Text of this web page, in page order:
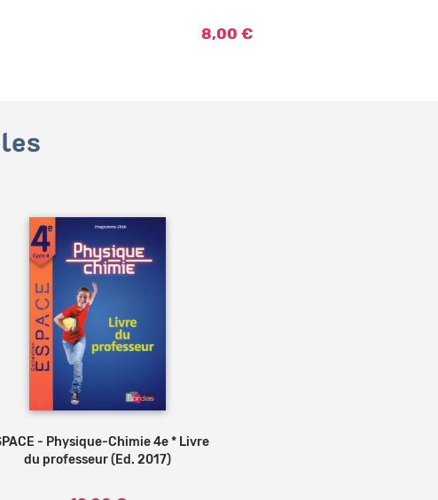
8,00 €
- Physique-Chimie 4e * Livre
du professeur (Ed. 2017)